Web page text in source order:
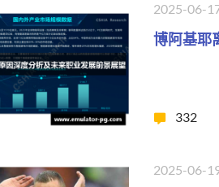
2025-06-
博阿基耶
332
2025-06-